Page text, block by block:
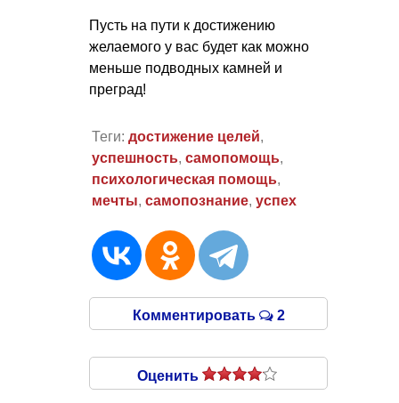
Пусть на пути к достижению
желаемого у вас будет как можно
меньше подводных камней и
преград!
Теги: достижение целей,
успешность, самопомощь,
психологическая помощь,
мечты, самопознание, успех
Комментировать 2
Оценить